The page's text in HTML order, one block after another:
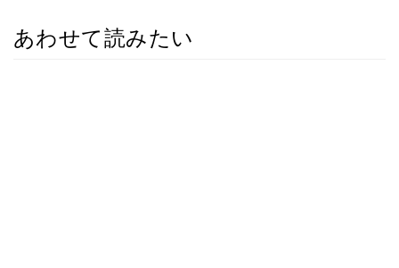
あわせて読みたい